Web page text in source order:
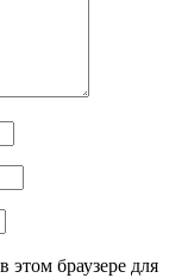
этом браузере для